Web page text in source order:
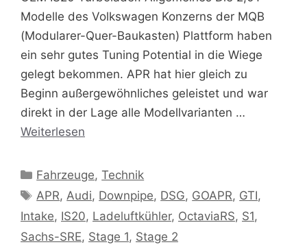
Modelle des Volkswagen Konzerns der MQB
(Modularer-Quer-Baukasten) Plattform haben
ein sehr gutes Tuning Potential in die Wiege
gelegt bekommen. APR hat hier gleich zu
Beginn außergewöhnliches geleistet und war
direkt in der Lage alle Modellvarianten …
Weiterlesen
Kategorien
Fahrzeuge,Technik
Schlagwörter
APR, Audi, Downpipe, DSG, GOAPR, GTI,
Intake, IS20, Ladeluftkühler, OctaviaRS, S1,
Sachs-SRE, Stage 1, Stage 2